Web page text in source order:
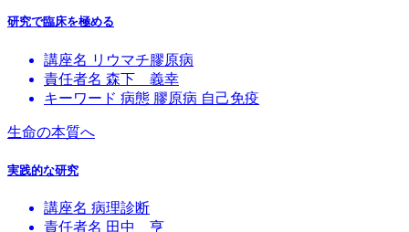
研究で臨床を極める
講座名 リウマチ膠原病
責任者名 森下 義幸
キーワード 病態 膠原病 自己免疫
生命の本質へ
実践的な研究
講座名 病理診断
責任者名 田中 亨